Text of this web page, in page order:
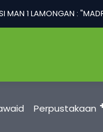
1 LAMONGAN :
Perpustakaan